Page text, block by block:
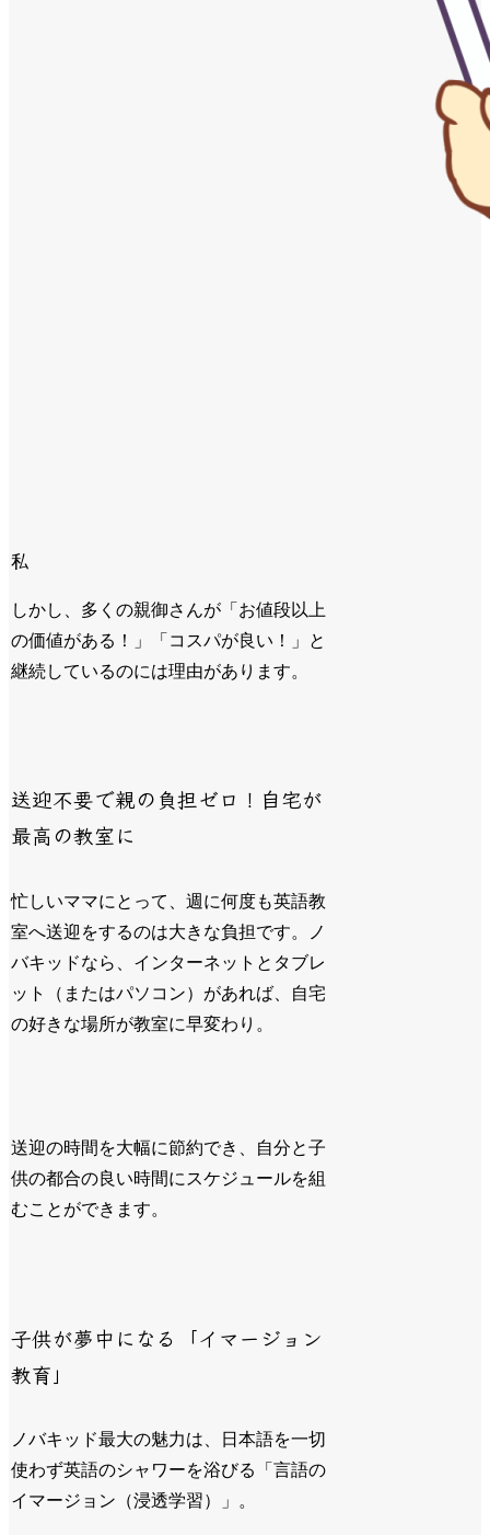
私
しかし、多くの親御さんが「お値段以上
の価値がある！」「コスパが良い！」と
継続しているのには理由があります。
送迎不要で親の負担ゼロ！自宅が
最高の教室に
忙しいママにとって、週に何度も英語教
室へ送迎をするのは大きな負担です。ノ
バキッドなら、インターネットとタブレ
ット（またはパソコン）があれば、自宅
の好きな場所が教室に早変わり。
送迎の時間を大幅に節約でき、自分と子
供の都合の良い時間にスケジュールを組
むことができます。
子供が夢中になる「イマージョン
教育」
ノバキッド最大の魅力は、日本語を一切
使わず英語のシャワーを浴びる「言語の
イマージョン（浸透学習）」。